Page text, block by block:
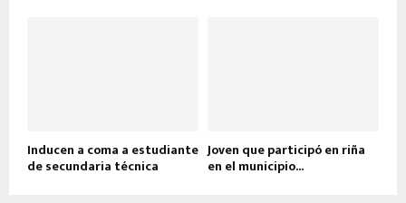
Inducen a coma a estudiante
de secundaria técnica
Joven que participó en riña
en el municipio...